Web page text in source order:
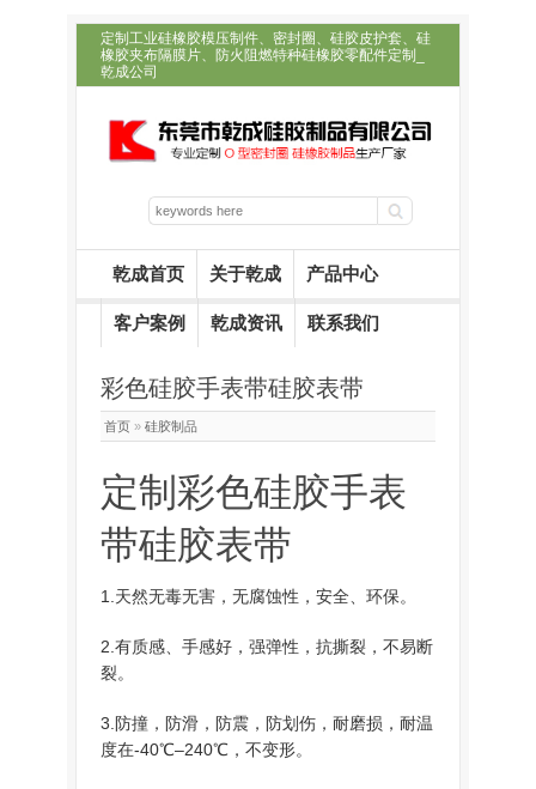
定制工业硅橡胶模压制件、密封圈、硅胶皮护套、硅
橡胶夹布隔膜片、防火阻燃特种硅橡胶零配件定制_
乾成公司
乾成首页 关于乾成 产品中心
客户案例 乾成资讯 联系我们
彩色硅胶手表带硅胶表带
首页 » 硅胶制品
定制彩色硅胶手表
带硅胶表带
1.天然无毒无害，无腐蚀性，安全、环保。
2.有质感、手感好，强弹性，抗撕裂，不易断
裂。
3.防撞，防滑，防震，防划伤，耐磨损，耐温
度在-40℃–240℃，不变形。